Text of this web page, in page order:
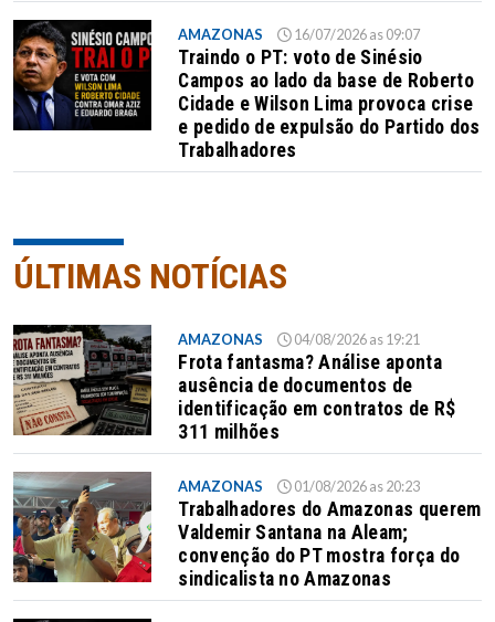
AMAZONAS 16/07/2026 as 09:07
Traindo o PT: voto de Sinésio
Campos ao lado da base de Roberto
Cidade e Wilson Lima provoca crise
e pedido de expulsão do Partido dos
Trabalhadores
ÚLTIMAS NOTÍCIAS
AMAZONAS 04/08/2026 as 19:21
Frota fantasma? Análise aponta
ausência de documentos de
identificação em contratos de R$
311 milhões
AMAZONAS 01/08/2026 as 20:23
Trabalhadores do Amazonas querem
Valdemir Santana na Aleam;
convenção do PT mostra força do
sindicalista no Amazonas